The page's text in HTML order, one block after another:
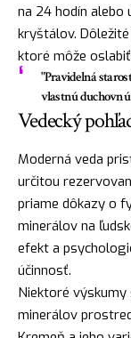
na 24 hodín alebo
kryštálov.
ktoré môže
"Pravidelná
vlastnú
Vedecký
Moderná veda
určitou
priame dôkazy o
minerálov na
efekt a
účinnosť.
Niektoré výskumy
minerálov